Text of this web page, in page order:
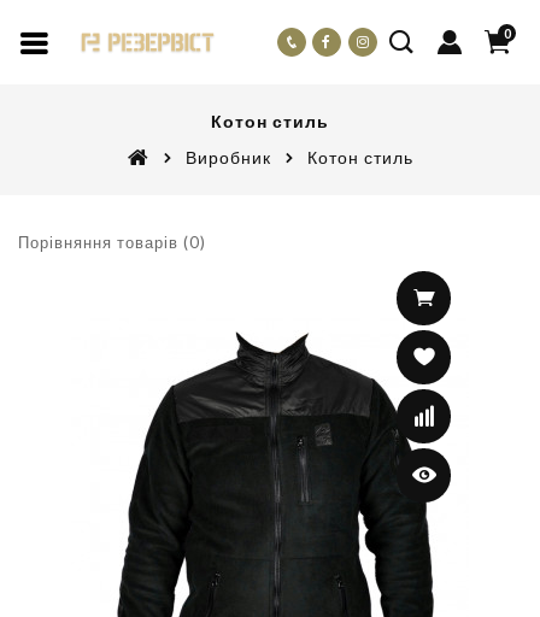
0
Котон стиль
Виробник
Котон стиль
Порівняння товарів (0)